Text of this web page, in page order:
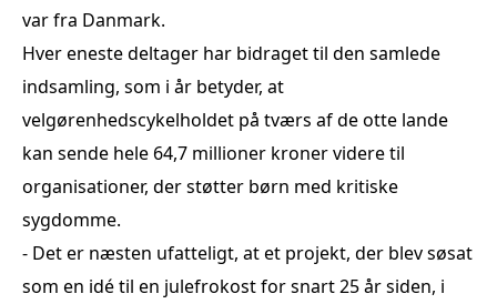
var fra Danmark.
Hver eneste deltager har bidraget til den samlede
indsamling, som i år betyder, at
velgørenhedscykelholdet på tværs af de otte lande
kan sende hele 64,7 millioner kroner videre til
organisationer, der støtter børn med kritiske
sygdomme.
- Det er næsten ufatteligt, at et projekt, der blev søsat
som en idé til en julefrokost for snart 25 år siden, i